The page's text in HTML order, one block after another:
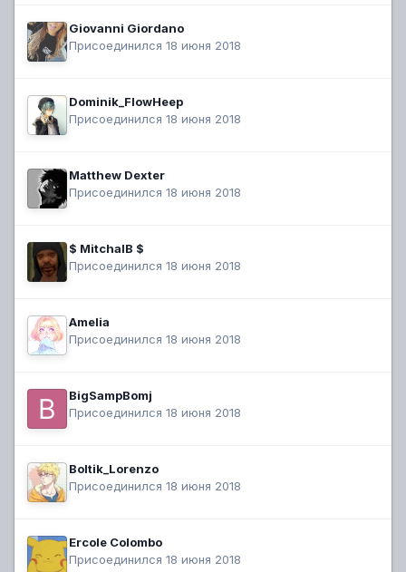
Giovanni Giordano
Присоединился 18 июня 2018
Dominik_FlowHeep
Присоединился 18 июня 2018
Matthew Dexter
Присоединился 18 июня 2018
$ MitchalB $
Присоединился 18 июня 2018
Amelia
Присоединился 18 июня 2018
BigSampBomj
Присоединился 18 июня 2018
Boltik_Lorenzo
Присоединился 18 июня 2018
Ercole Colombo
Присоединился 18 июня 2018